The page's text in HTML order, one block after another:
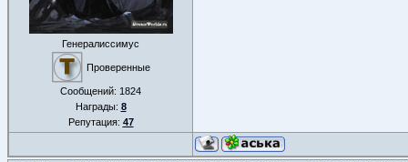
Генералиссимус
Проверенные
Сообщений: 1824
Награды: 8
Репутация: 47